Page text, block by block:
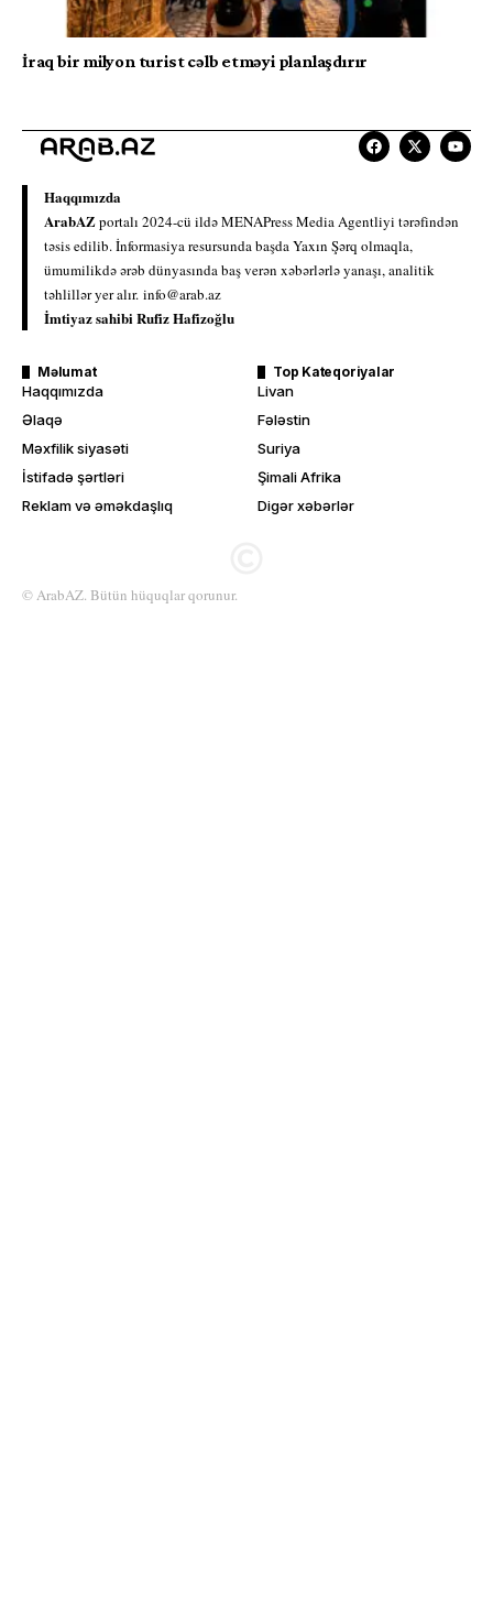
İraq bir milyon turist cəlb etməyi planlaşdırır
Haqqımızda
ArabAZportalı 2024-cü ildə MENAPress Media Agentliyi tərəfindən
təsis edilib. İnformasiya resursunda başda Yaxın Şərq olmaqla,
ümumilikdə ərəb dünyasında baş verən xəbərlərlə yanaşı, analitik
təhlillər yer alır. info@arab.az
İmtiyaz sahibi Rufiz Hafizoğlu
Məlumat
Haqqımızda
Əlaqə
Məxfilik siyasəti
İstifadə şərtləri
Reklam və əməkdaşlıq
Top Kateqoriyalar
Livan
Fələstin
Suriya
Şimali Afrika
Digər xəbərlər
© ArabAZ. Bütün hüquqlar qorunur.